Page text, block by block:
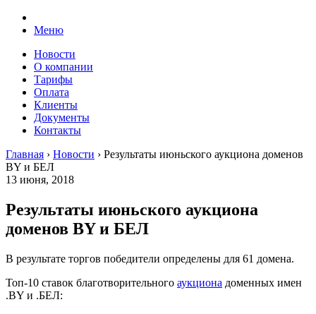
Меню
Новости
О компании
Тарифы
Оплата
Клиенты
Документы
Контакты
Главная › Новости › Результаты июньского аукциона доменов
BY и БЕЛ
13 июня, 2018
Результаты июньского аукциона
доменов BY и БЕЛ
В результате торгов победители определены для 61 домена.
Топ-10 ставок благотворительного аукциона доменных имен
.BY и .БЕЛ: